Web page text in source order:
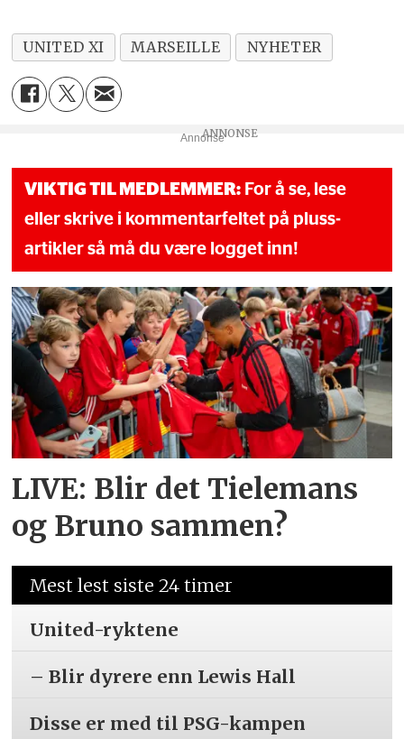
UNITED XI MARSEILLE NYHETER
Annonse
VIKTIG TIL MEDLEMMER: For å se, lese
eller skrive i kommentarfeltet på pluss-
artikler så må du være logget inn!
LIVE: Blir det Tielemans
og Bruno sammen?
Mest lest siste 24 timer
United-ryktene
– Blir dyrere enn Lewis Hall
Disse er med til PSG-kampen